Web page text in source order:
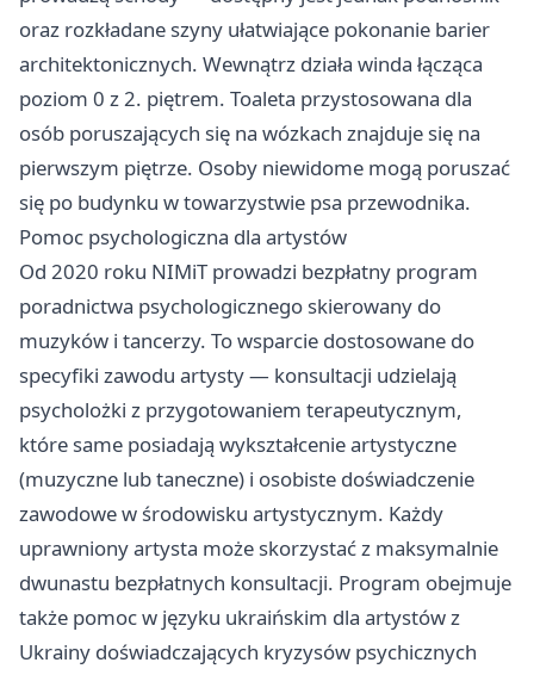
oraz rozkładane szyny ułatwiające pokonanie barier
architektonicznych. Wewnątrz działa winda łącząca
poziom 0 z 2. piętrem. Toaleta przystosowana dla
osób poruszających się na wózkach znajduje się na
pierwszym piętrze. Osoby niewidome mogą poruszać
się po budynku w towarzystwie psa przewodnika.
Pomoc psychologiczna dla artystów
Od 2020 roku NIMiT prowadzi bezpłatny program
poradnictwa psychologicznego skierowany do
muzyków i tancerzy. To wsparcie dostosowane do
specyfiki zawodu artysty — konsultacji udzielają
psycholożki z przygotowaniem terapeutycznym,
które same posiadają wykształcenie artystyczne
(muzyczne lub taneczne) i osobiste doświadczenie
zawodowe w środowisku artystycznym. Każdy
uprawniony artysta może skorzystać z maksymalnie
dwunastu bezpłatnych konsultacji. Program obejmuje
także pomoc w języku ukraińskim dla artystów z
Ukrainy doświadczających kryzysów psychicznych